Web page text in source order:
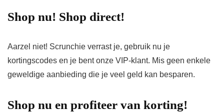
Shop nu! Shop direct!
Aarzel niet! Scrunchie verrast je, gebruik nu je
kortingscodes en je bent onze VIP-klant. Mis geen enkele
geweldige aanbieding die je veel geld kan besparen.
Shop nu en profiteer van korting!